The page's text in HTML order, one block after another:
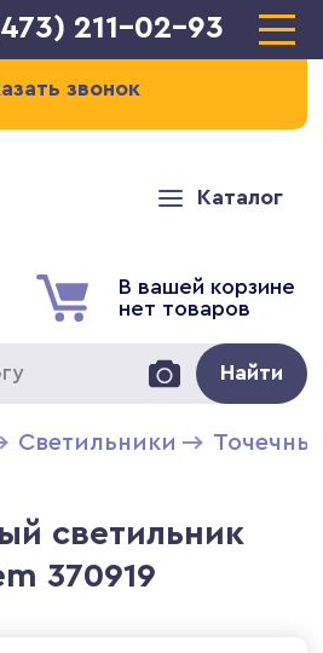
211-02-93
звонок
Каталог
В вашей корзине
нет товаров
Найти
Светильники
светильник
370919